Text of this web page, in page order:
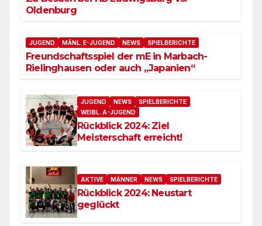
Oldenburg
JUGEND MÄNL. E-JUGEND NEWS SPIELBERICHTE
Freundschaftsspiel der mE in Marbach-
Rielinghausen oder auch „Japanien“
JUGEND NEWS
SPIELBERICHTE
WEIBL. A-JUGEND
Rückblick 2024: Ziel
Meisterschaft erreicht!
AKTIVE MÄNNER NEWS SPIELBERICHTE
Rückblick 2024: Neustart
geglückt